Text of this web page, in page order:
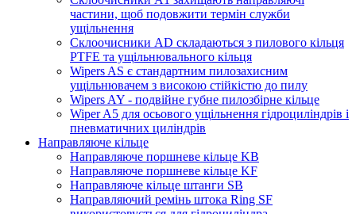
частини, щоб подовжити термін служби
ущільнення
Склоочисники AD складаються з пилового кільця
PTFE та ущільнювального кільця
Wipers AS є стандартним пилозахисним
ущільнювачем з високою стійкістю до пилу
Wipers AY - подвійне губне пилозбірне кільце
Wiper A5 для осьового ущільнення гідроциліндрів і
пневматичних циліндрів
Направляюче кільце
Направляюче поршневе кільце KB
Направляюче поршневе кільце KF
Направляюче кільце штанги SB
Направляючий ремінь штока Ring SF